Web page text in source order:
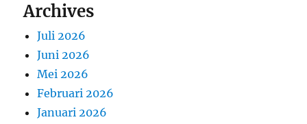
Archives
Juli 2026
Juni 2026
Mei 2026
Februari 2026
Januari 2026